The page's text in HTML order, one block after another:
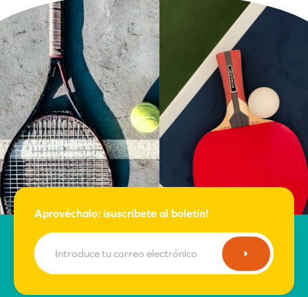
Aprovéchalo: ¡suscríbete al boletín!